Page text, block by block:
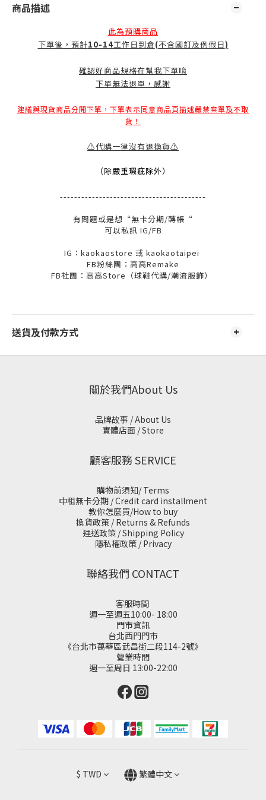
商品描述
此為預購商品
下單後，預計10-14工作日到倉(不含國訂及例假日)
確認好商品規格在幫我下單唷
下單無法退單，感謝
建議與現貨商品分開下單，下單表示同意商品頁描述嚴禁棄單及不取
貨！
⚠️代購一律沒有退換貨⚠️
（除嚴重瑕疵除外）
-----------------------------------------
有問題或是想“無卡分期/轉帳“
可以私訊 IG/FB
IG：kaokaostore 或 kaokaotaipei
FB粉絲團：高高Remake
FB社團：高高Store（球鞋代購/潮流服飾）
送貨及付款方式
關於我們About Us
品牌故事 / About Us
實體店面 / Store
顧客服務 SERVICE
購物前須知/ Terms
中租無卡分期 / Credit card installment
教你怎麼買/How to buy
換貨政策 / Returns & Refunds
運送政策 / Shipping Policy
隱私權政策 / Privacy
聯絡我們 CONTACT
客服時間
週一至週五10:00- 18:00
門市資訊
台北西門門市
《台北市萬華區武昌街二段114-2號》
營業時間
週一至周日 13:00-22:00
$ TWD 繁體中文